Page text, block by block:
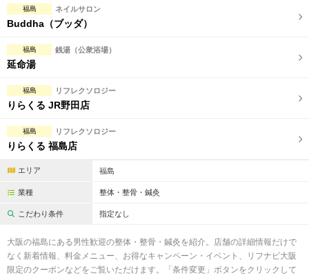
福島 ネイルサロン
Buddha（ブッダ）
福島 銭湯（公衆浴場）
延命湯
福島 リフレクソロジー
りらくる JR野田店
福島 リフレクソロジー
りらくる 福島店
エリア 福島
業種 整体・整骨・鍼灸
こだわり条件 指定なし
大阪の福島にある男性歓迎の整体・整骨・鍼灸を紹介。店舗の詳細情報だけで
なく新着情報、料金メニュー、お得なキャンペーン・イベント、リフナビ大阪
限定のクーポンなどをご覧いただけます。「条件変更」ボタンをクリックして